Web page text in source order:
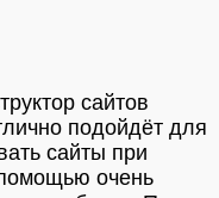
сайтов
подойдёт для
сайты при
очень